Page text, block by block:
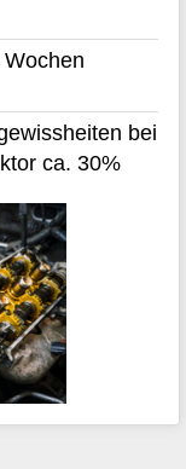
bei
ca. 30%